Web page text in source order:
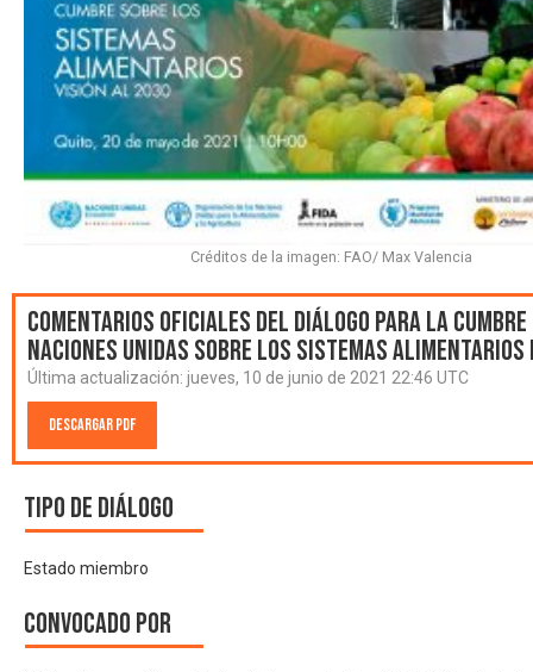
Comentarios oficiales del Diálogo para la
Naciones Unidas sobre los Sistemas Alimentarios
Última actualización: jueves, 10 de junio de 2021 22:46 UTC
Descargar PDF
Tipo de diálogo
Estado miembro
Convocado por
Créditos de la imagen: FAO/ Max Valencia